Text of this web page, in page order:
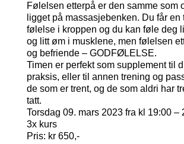
Følelsen etterpå er den samme som
ligget på massasjebenken. Du får en
følelse i kroppen og du kan føle deg
og litt øm i musklene, men følelsen
og befriende – GODFØLELSE.
Timen er perfekt som supplement til
praksis, eller til annen trening og
de som er trent, og de som aldri har
tatt.
Torsdag 09. mars 2023 fra kl 19:00 –
3x kurs
Pris: kr 650,-